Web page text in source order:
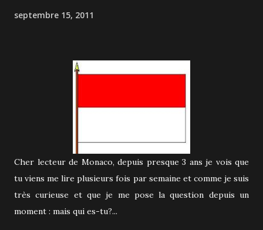
septembre 15, 2011
Cher lecteur de Monaco, depuis presque 3 ans je vois que
tu viens me lire plusieurs fois par semaine et comme je suis
très curieuse et que je me pose la question depuis un
moment : mais qui es-tu?...